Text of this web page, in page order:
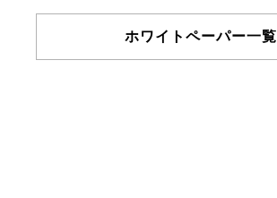
ホワイトペーパー一覧